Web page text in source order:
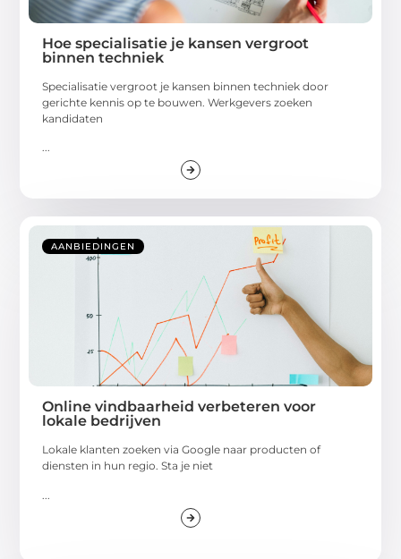
Hoe specialisatie je kansen vergroot
binnen techniek
Specialisatie vergroot je kansen binnen techniek door
gerichte kennis op te bouwen. Werkgevers zoeken
kandidaten
...
AANBIEDINGEN
Online vindbaarheid verbeteren voor
lokale bedrijven
Lokale klanten zoeken via Google naar producten of
diensten in hun regio. Sta je niet